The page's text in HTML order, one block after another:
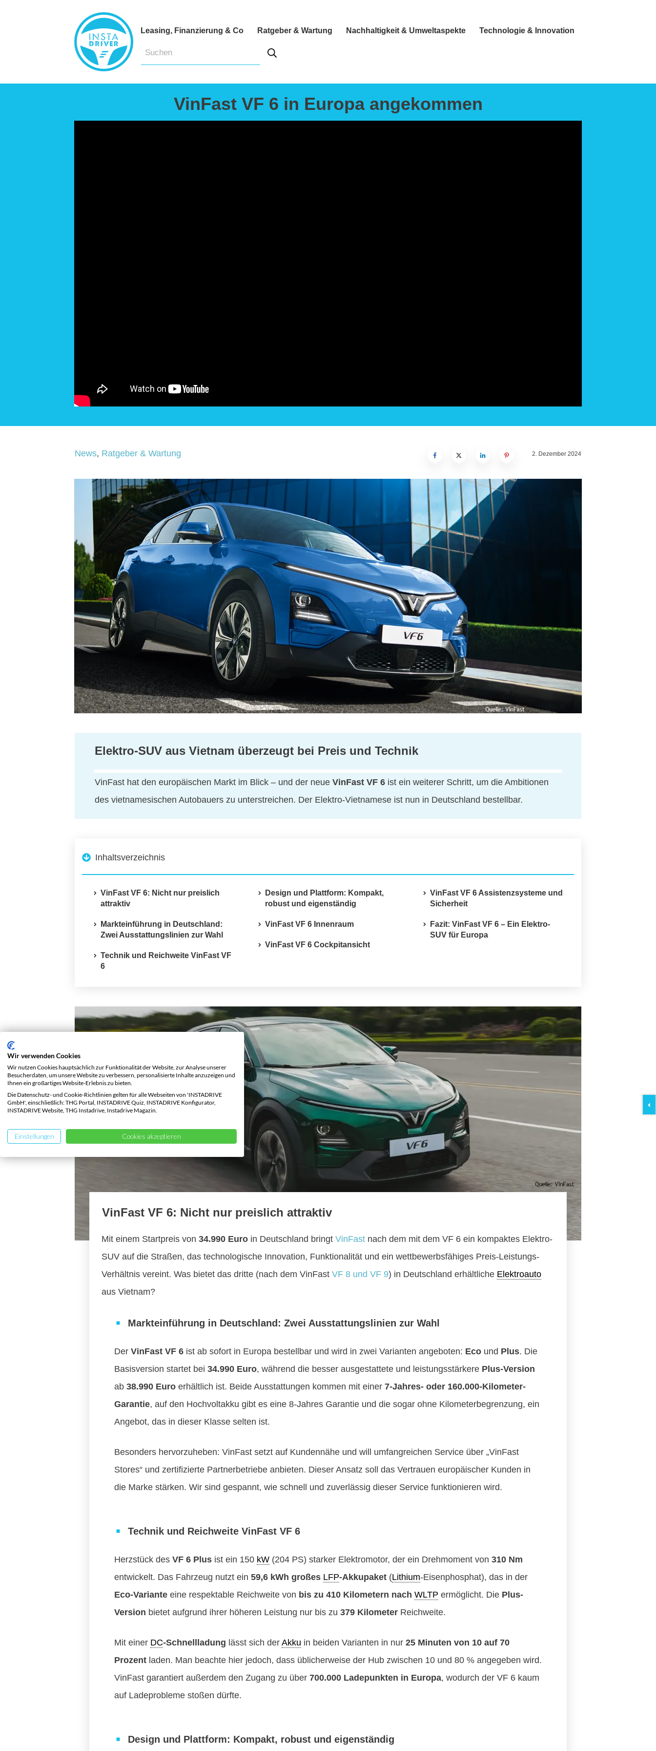
Leasing, Finanzierung & Co Ratgeber & Wartung Nachhaltigkeit & Umweltaspekte Technologie & Innovation
VinFast VF 6 in Europa angekommen
News, Ratgeber & Wartung 2. Dezember 2024
Elektro-SUV aus Vietnam überzeugt bei Preis und Technik
VinFast hat den europäischen Markt im Blick – und der neue VinFast VF 6 ist ein weiterer Schritt, um die Ambitionen
des vietnamesischen Autobauers zu unterstreichen. Der Elektro-Vietnamese ist nun in Deutschland bestellbar.
Inhaltsverzeichnis
VinFast VF 6: Nicht nur preislich
attraktiv
Markteinführung in Deutschland:
Zwei Ausstattungslinien zur Wahl
Technik und Reichweite VinFast VF
6
Design und Plattform: Kompakt,
robust und eigenständig
VinFast VF 6 Innenraum
VinFast VF 6 Cockpitansicht
VinFast VF 6 Assistenzsysteme und
Sicherheit
Fazit: VinFast VF 6 – Ein Elektro-
SUV für Europa
VinFast VF 6: Nicht nur preislich attraktiv
Mit einem Startpreis von 34.990 Euro in Deutschland bringt VinFast nach dem mit dem VF 6 ein kompaktes Elektro-
SUV auf die Straßen, das technologische Innovation, Funktionalität und ein wettbewerbsfähiges Preis-Leistungs-
Verhältnis vereint. Was bietet das dritte (nach dem VinFast VF 8 und VF 9) in Deutschland erhältliche Elektroauto
aus Vietnam?
Markteinführung in Deutschland: Zwei Ausstattungslinien zur Wahl
Der VinFast VF 6 ist ab sofort in Europa bestellbar und wird in zwei Varianten angeboten: Eco und Plus. Die
Basisversion startet bei 34.990 Euro, während die besser ausgestattete und leistungsstärkere Plus-Version
ab 38.990 Euro erhältlich ist. Beide Ausstattungen kommen mit einer 7-Jahres- oder 160.000-Kilometer-
Garantie, auf den Hochvoltakku gibt es eine 8-Jahres Garantie und die sogar ohne Kilometerbegrenzung, ein
Angebot, das in dieser Klasse selten ist.
Besonders hervorzuheben: VinFast setzt auf Kundennähe und will umfangreichen Service über „VinFast
Stores“ und zertifizierte Partnerbetriebe anbieten. Dieser Ansatz soll das Vertrauen europäischer Kunden in
die Marke stärken. Wir sind gespannt, wie schnell und zuverlässig dieser Service funktionieren wird.
Technik und Reichweite VinFast VF 6
Herzstück des VF 6 Plus ist ein 150 kW (204 PS) starker Elektromotor, der ein Drehmoment von 310 Nm
entwickelt. Das Fahrzeug nutzt ein 59,6 kWh großes LFP-Akkupaket (Lithium-Eisenphosphat), das in der
Eco-Variante eine respektable Reichweite von bis zu 410 Kilometern nach WLTP ermöglicht. Die Plus-
Version bietet aufgrund ihrer höheren Leistung nur bis zu 379 Kilometer Reichweite.
Mit einer DC-Schnellladung lässt sich der Akku in beiden Varianten in nur 25 Minuten von 10 auf 70
Prozent laden. Man beachte hier jedoch, dass üblicherweise der Hub zwischen 10 und 80 % angegeben wird.
VinFast garantiert außerdem den Zugang zu über 700.000 Ladepunkten in Europa, wodurch der VF 6 kaum
auf Ladeprobleme stoßen dürfte.
Design und Plattform: Kompakt, robust und eigenständig
Wir verwenden Cookies
Wir nutzen Cookies hauptsächlich zur Funktionalität der Website, zur Analyse unserer
Besucherdaten, um unsere Website zu verbessern, personalisierte Inhalte anzuzeigen und
Ihnen ein großartiges Website-Erlebnis zu bieten.
Die Datenschutz- und Cookie-Richtlinien gelten für alle Webseiten von 'INSTADRIVE
GmbH', einschließlich: THG Portal, INSTADRIVE Quiz, INSTADRIVE Konfigurator,
INSTADRIVE Website, THG Instadrive, Instadrive Magazin.
Einstellungen Cookies akzeptieren